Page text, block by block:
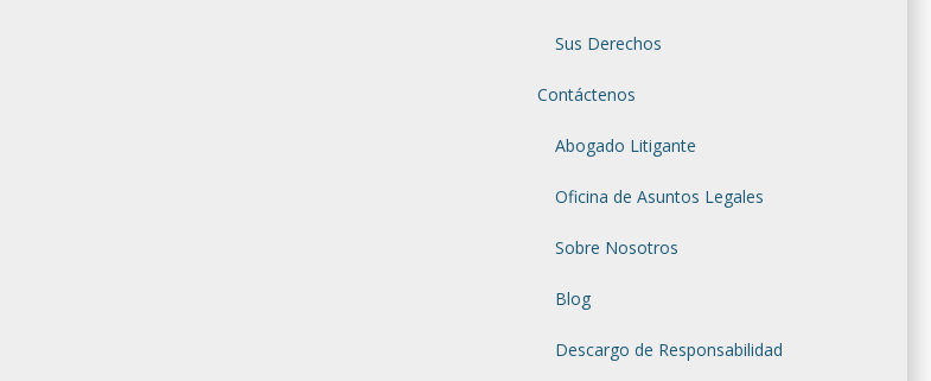
Sus Derechos
Contáctenos
Abogado Litigante
Oficina de Asuntos Legales
Sobre Nosotros
Blog
Descargo de Responsabilidad